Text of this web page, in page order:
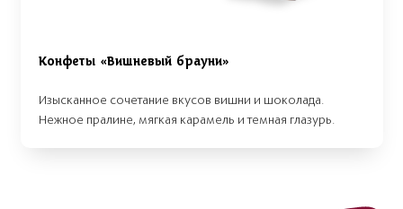
Конфеты «Вишневый брауни»
Изысканное сочетание вкусов вишни и шоколада.
Нежное пралине, мягкая карамель и темная глазурь.